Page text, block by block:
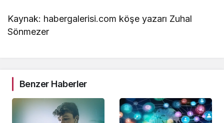
Kaynak: habergalerisi.com köşe yazarı Zuhal
Sönmezer
Benzer Haberler